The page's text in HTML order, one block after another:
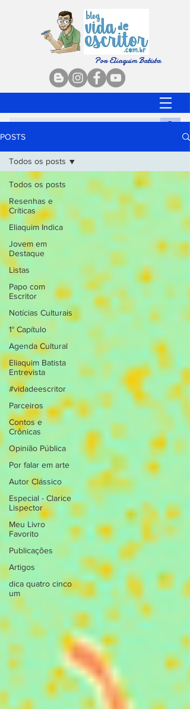
Por Eliaquim Batista
POSTS
Todos os posts
Resenhas e
Críticas
Eliaquim Indica
Jovem em
Destaque
Listas
Papo com
Escritor
Notícias Culturais
1° Capítulo
Agenda Cultural
Eliaquim Batista
Entrevista
#vidadeescritor
Parceiros
Contos e
Crônicas
Opinião Pública
Por falar em arte
Autor Clássico
Especial - Clarice
Lispector
Meu Livro
Favorito
Publicações
Artigos
dica quatro cinco
um
Todos os posts